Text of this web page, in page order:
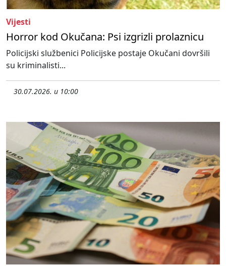
Vijesti
Horror kod Okučana: Psi izgrizli prolaznicu
Policijski službenici Policijske postaje Okučani dovršili
su kriminalisti...
30.07.2026. u 10:00